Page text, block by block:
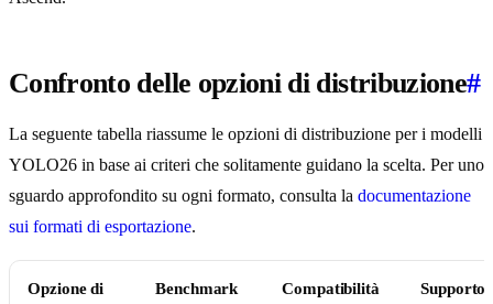
Confronto delle opzioni di distribuzione#
La seguente tabella riassume le opzioni di distribuzione per i modelli
YOLO26 in base ai criteri che solitamente guidano la scelta. Per uno
sguardo approfondito su ogni formato, consulta la documentazione
sui formati di esportazione.
Opzione di
Benchmark
Compatibilità
Supporto